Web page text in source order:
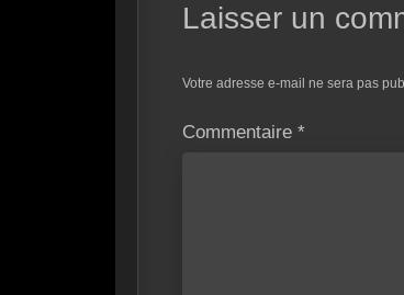
Laisser un
Votre adresse e-mail ne sera pas
Commentaire *